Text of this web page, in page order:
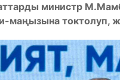
министр
маңызына токтолуп,